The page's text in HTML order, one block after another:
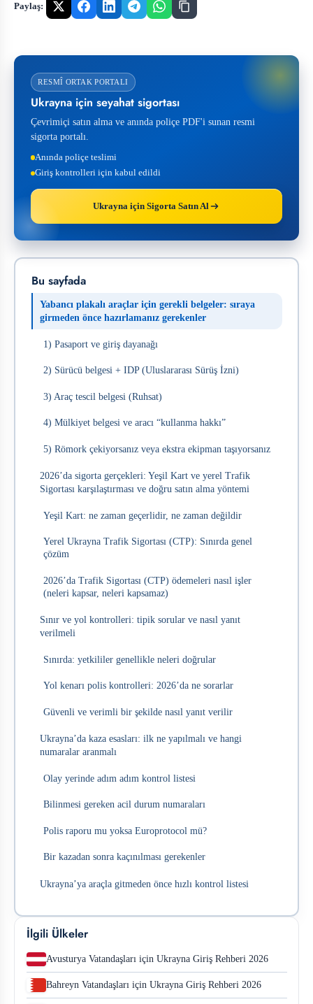
Paylaş:
RESMÎ ORTAK PORTALI
Ukrayna için seyahat sigortası
Çevrimiçi satın alma ve anında poliçe PDF'i sunan resmi
sigorta portalı.
Anında poliçe teslimi
Giriş kontrolleri için kabul edildi
Ukrayna için Sigorta Satın Al
Bu sayfada
Yabancı plakalı araçlar için gerekli belgeler: sıraya
girmeden önce hazırlamanız gerekenler
1) Pasaport ve giriş dayanağı
2) Sürücü belgesi + IDP (Uluslararası Sürüş İzni)
3) Araç tescil belgesi (Ruhsat)
4) Mülkiyet belgesi ve aracı “kullanma hakkı”
5) Römork çekiyorsanız veya ekstra ekipman taşıyorsanız
2026’da sigorta gerçekleri: Yeşil Kart ve yerel Trafik
Sigortası karşılaştırması ve doğru satın alma yöntemi
Yeşil Kart: ne zaman geçerlidir, ne zaman değildir
Yerel Ukrayna Trafik Sigortası (CTP): Sınırda genel
çözüm
2026’da Trafik Sigortası (CTP) ödemeleri nasıl işler
(neleri kapsar, neleri kapsamaz)
Sınır ve yol kontrolleri: tipik sorular ve nasıl yanıt
verilmeli
Sınırda: yetkililer genellikle neleri doğrular
Yol kenarı polis kontrolleri: 2026’da ne sorarlar
Güvenli ve verimli bir şekilde nasıl yanıt verilir
Ukrayna’da kaza esasları: ilk ne yapılmalı ve hangi
numaralar aranmalı
Olay yerinde adım adım kontrol listesi
Bilinmesi gereken acil durum numaraları
Polis raporu mu yoksa Europrotocol mü?
Bir kazadan sonra kaçınılması gerekenler
Ukrayna’ya araçla gitmeden önce hızlı kontrol listesi
İlgili Ülkeler
Avusturya Vatandaşları için Ukrayna Giriş Rehberi 2026
Bahreyn Vatandaşları için Ukrayna Giriş Rehberi 2026